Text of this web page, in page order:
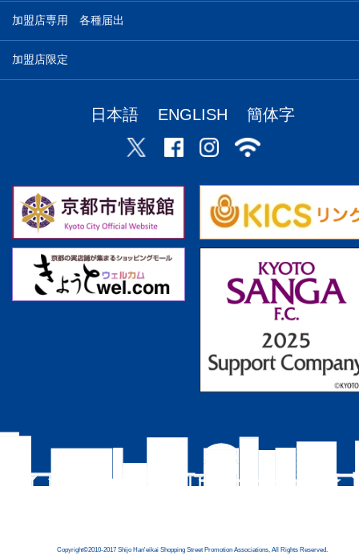
加盟店専用 各種届出
加盟店限定
日本語 ENGLISH 簡体字
Copyright©2010-2017 Shijo Han'eikai Shopping Street Promotion Associations, All Rights Reserved.